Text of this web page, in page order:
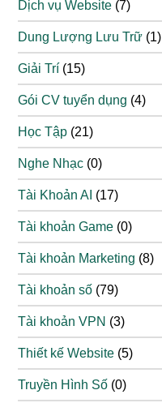
Dịch vụ Website (7)
Dung Lượng Lưu Trữ (1)
Giải Trí (15)
Gói CV tuyển dụng (4)
Học Tập (21)
Nghe Nhạc (0)
Tài Khoản AI (17)
Tài khoản Game (0)
Tài khoản Marketing (8)
Tài khoản số (79)
Tài khoản VPN (3)
Thiết kế Website (5)
Truyền Hình Số (0)